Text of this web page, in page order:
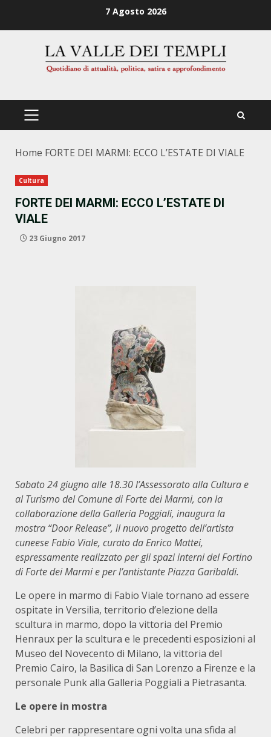
7 Agosto 2026
PRIMÄRES
Home FORTE DEI MARMI: ECCO L’ESTATE DI VIALE
Cultura
FORTE DEI MARMI: ECCO L’ESTATE DI
VIALE
23 Giugno 2017
Sabato 24 giugno alle 18.30 l’Assessorato alla Cultura e
al Turismo del Comune di Forte dei Marmi, con la
collaborazione della Galleria Poggiali, inaugura la
mostra “Door Release”, il nuovo progetto dell’artista
cuneese Fabio Viale, curato da Enrico Mattei,
espressamente realizzato per gli spazi interni del Fortino
di Forte dei Marmi e per l’antistante Piazza Garibaldi.
Le opere in marmo di Fabio Viale tornano ad essere
ospitate in Versilia, territorio d’elezione della
scultura in marmo, dopo la vittoria del Premio
Henraux per la scultura e le precedenti esposizioni al
Museo del Novecento di Milano, la vittoria del
Premio Cairo, la Basilica di San Lorenzo a Firenze e la
personale Punk alla Galleria Poggiali a Pietrasanta.
Le opere in mostra
Celebri per rappresentare ogni volta una sfida al